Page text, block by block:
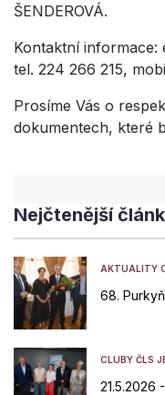
ŠENDEROVÁ.
Kontaktní informace:
tel. 224 266 215,
Prosíme Vás o
dokumentech, které
Nejčtenější
AKTUALITY
68.
CLUBY ČLS
21.5.2026